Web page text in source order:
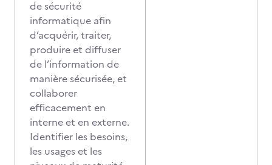
de sécurité
informatique afin
d’acquérir, traiter,
produire et diffuser
de l’information de
manière sécurisée, et
collaborer
efficacement en
interne et en externe.
Identifier les besoins,
les usages et les